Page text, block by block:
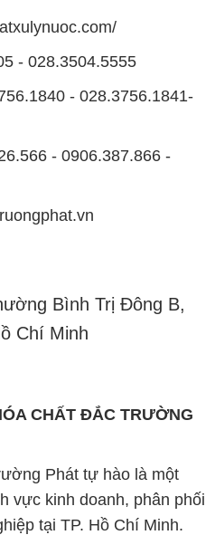
- 028.3504.5555
- 028.3756.1841-
- 0906.387.866 -
Bình Trị Đông B,
Chí Minh
CHẤT ĐẮC TRƯỜNG
Phát tự hào là một
vực kinh doanh, phân phối
tại TP. Hồ Chí Minh.